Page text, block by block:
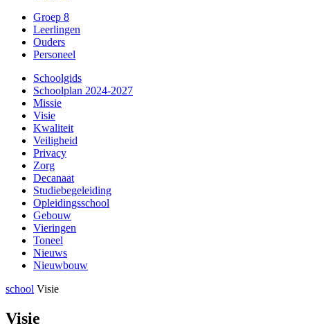
Groep 8
Leerlingen
Ouders
Personeel
Schoolgids
Schoolplan 2024-2027
Missie
Visie
Kwaliteit
Veiligheid
Privacy
Zorg
Decanaat
Studiebegeleiding
Opleidingsschool
Gebouw
Vieringen
Toneel
Nieuws
Nieuwbouw
school Visie
Visie